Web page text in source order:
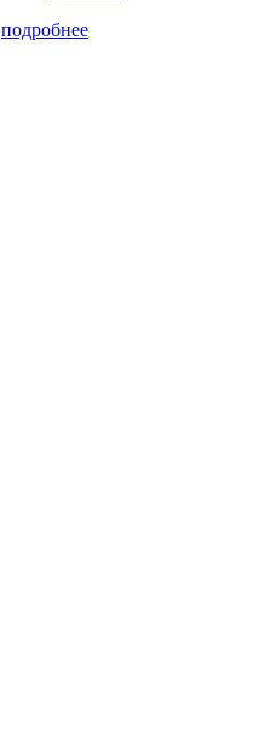
подробнее